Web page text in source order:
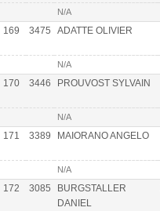
N/A
169 3475 ADATTE OLIVIER
N/A
170 3446 PROUVOST SYLVAIN
N/A
171 3389 MAIORANO ANGELO
N/A
172 3085
BURGSTALLER
DANIEL